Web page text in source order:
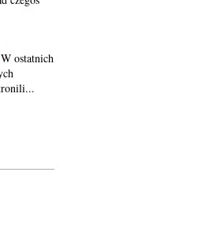
W ostatnich